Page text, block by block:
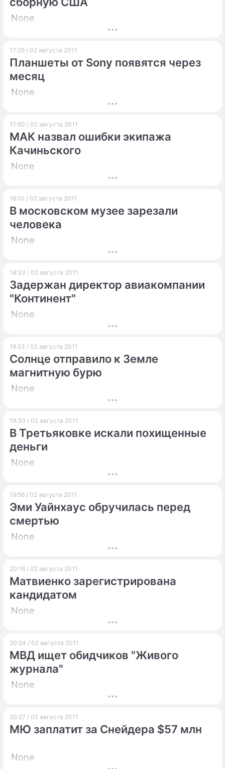
None
17:29 / 02 августа 2011
Планшеты от Sony появятся через
месяц
None
17:50 / 02 августа 2011
МАК назвал ошибки экипажа
Качиньского
None
18:10 / 02 августа 2011
В московском музее зарезали
человека
None
18:33 / 02 августа 2011
Задержан директор авиакомпании
"Континент"
None
18:53 / 02 августа 2011
Солнце отправило к Земле
магнитную бурю
None
19:30 / 02 августа 2011
В Третьяковке искали похищенные
деньги
None
19:56 / 02 августа 2011
Эми Уайнхаус обручилась перед
смертью
None
20:16 / 02 августа 2011
Матвиенко зарегистрирована
кандидатом
None
20:24 / 02 августа 2011
МВД ищет обидчиков "Живого
журнала"
None
20:27 / 02 августа 2011
МЮ заплатит за Снейдера $57 млн
None